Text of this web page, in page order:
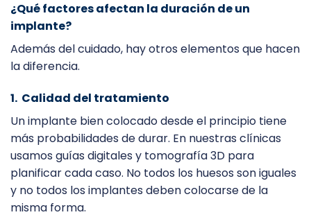
¿Qué factores afectan la duración de un
implante?
Además del cuidado, hay otros elementos que hacen
la diferencia.
1. Calidad del tratamiento
Un implante bien colocado desde el principio tiene
más probabilidades de durar. En nuestras clínicas
usamos guías digitales y tomografía 3D para
planificar cada caso. No todos los huesos son iguales
y no todos los implantes deben colocarse de la
misma forma.